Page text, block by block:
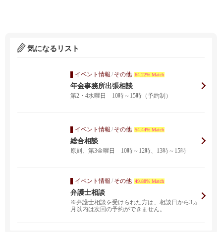
気になるリスト
イベント情報 / その他 64.22% Match
年金事務所出張相談
第2・4水曜日 10時～15時（予約制）
イベント情報 / その他 54.44% Match
総合相談
原則、第3金曜日 10時～12時、13時～15時
イベント情報 / その他 49.88% Match
弁護士相談
※弁護士相談を受けられた方は、相談日から3ヵ
月以内は次回の予約ができません。